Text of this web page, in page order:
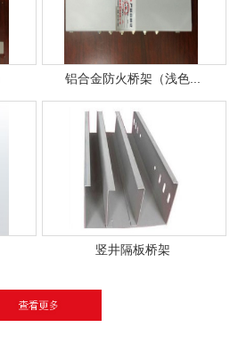
铝合金防火桥架（浅色...
竖井隔板桥架